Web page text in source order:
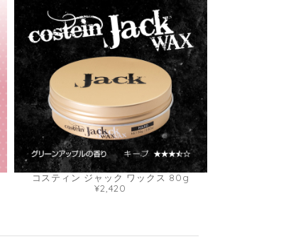
コスティン ジャック ワックス 80g
¥2,420